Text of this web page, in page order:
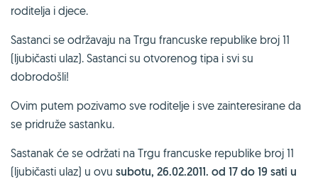
roditelja i djece.
Sastanci se održavaju na Trgu francuske republike broj 11
(ljubičasti ulaz). Sastanci su otvorenog tipa i svi su
dobrodošli!
Ovim putem pozivamo sve roditelje i sve zainteresirane da
se pridruže sastanku.
Sastanak će se održati na Trgu francuske republike broj 11
(ljubičasti ulaz) u ovu subotu, 26.02.2011. od 17 do 19 sati u